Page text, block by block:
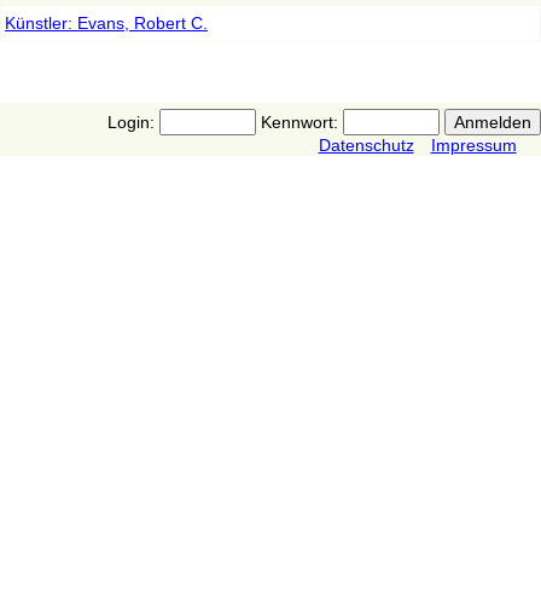
Künstler: Evans, Robert C.
Login:
Kennwort:
Datenschutz
Impressum